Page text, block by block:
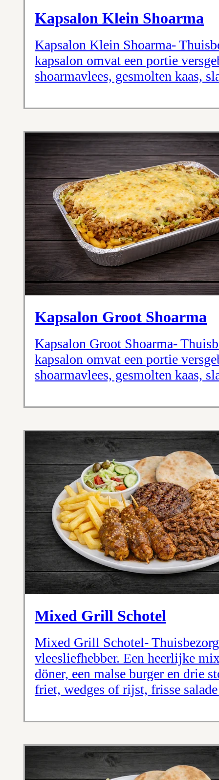
Kapsalon Klein Shoarma
Kapsalon Klein Shoarma-
kapsalon omvat een portie
shoarmavlees, gesmolten kaas,
Kapsalon Groot Shoarma
Kapsalon Groot Shoarma-
kapsalon omvat een portie
shoarmavlees, gesmolten kaas,
Mixed Grill Schotel
Mixed Grill Schotel-
vleesliefhebber. Een heerlijke
döner, een malse burger en drie
friet, wedges of rijst, frisse